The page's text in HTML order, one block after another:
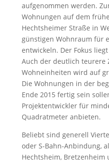
aufgenommen werden.
Wohnungen auf dem
Hechtsheimer Straße in
günstigen Wohnraum für
entwickeln. Der Fokus
Auch der deutlich teurere
Wohneinheiten wird auf
Die Wohnungen in der
Ende 2015 fertig sein
Projektentwickler für
Quadratmeter anbieten.
Beliebt sind generell
oder S-Bahn-Anbindung,
Hechtsheim,